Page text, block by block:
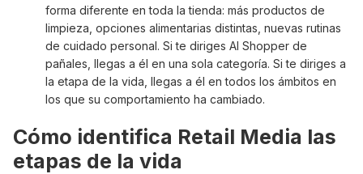
forma diferente en toda la tienda: más productos de
limpieza, opciones alimentarias distintas, nuevas rutinas
de cuidado personal. Si te diriges AI Shopper de
pañales, llegas a él en una sola categoría. Si te diriges a
la etapa de la vida, llegas a él en todos los ámbitos en
los que su comportamiento ha cambiado.
Cómo identifica Retail Media las
etapas de la vida